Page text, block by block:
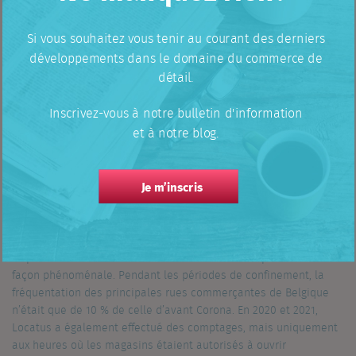
Depuis près de 20 ans, Locatus effectue des comptages de
passants dans 125 zones commerciales aux Pays-Bas et 30 en
Belgique. Depuis le début de nos comptages en Belgique, de
des zones commerciales augmenter de 11% jusqu’en 2012. À
partir de 2012, le nombre de visiteurs a commencé à diminuer
légèrement, jusqu’à ce qu’en 2019, il soit encore supérieur de 5 %
Le nombre de passants pendant le
L’épidémie de Corona a fait chuter le nombre de passants de
façon phénoménale. Pendant les périodes de confinement, la
fréquentation des principales rues commerçantes de Belgique
n’était que de 10 % de celle d’avant Corona. En 2020 et 2021,
Locatus a également effectué des comptages, mais uniquement
aux heures où les magasins étaient autorisés à ouvrir
Je m’inscris
Si vous souhaitez vous tenir au courant des derniers
développements dans le domaine du commerce de
détail.
Inscrivez-vous à notre bulletin d'information
et à notre blog.